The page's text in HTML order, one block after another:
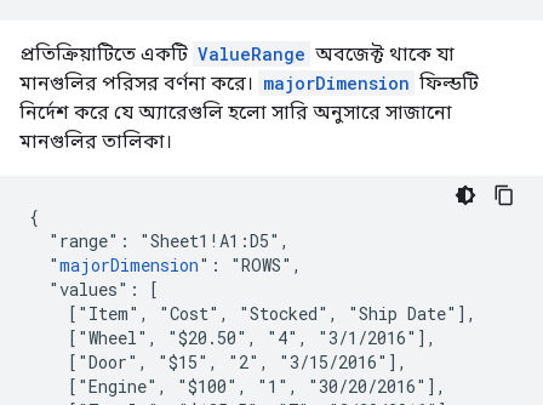
প্রতিক্রিয়াটিতে একটি ValueRange অবজেক্ট থাকে যা
মানগুলির পরিসর বর্ণনা করে। majorDimension ফিল্ডটি
নির্দেশ করে যে অ্যারেগুলি হলো সারি অনুসারে সাজানো
মানগুলির তালিকা।
{
  "range": "Sheet1!A1:D5",
  "
majorDimension": "ROWS",
  "values": [
    ["Item", "Cost", "Stocked", "Ship Date"],
    ["Wheel", "$20.50", "4", "3/1/2016"],
    ["Door", "$15", "2", "3/15/2016"],
    ["Engine", "$100", "1", "30/20/2016"],